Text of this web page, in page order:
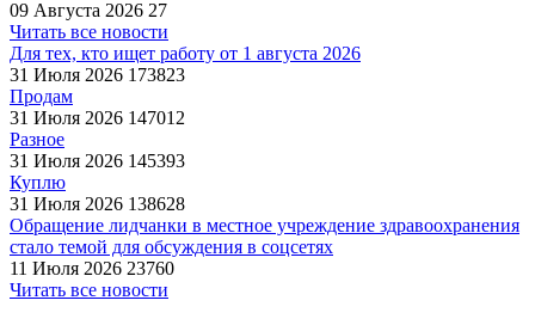
09 Августа 2026 27
Читать все новости
Для тех, кто ищет работу от 1 августа 2026
31 Июля 2026 173823
Продам
31 Июля 2026 147012
Разное
31 Июля 2026 145393
Куплю
31 Июля 2026 138628
Обращение лидчанки в местное учреждение здравоохранения
стало темой для обсуждения в соцсетях
11 Июля 2026 23760
Читать все новости